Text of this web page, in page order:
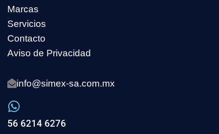
Marcas
Servicios
Contacto
Aviso de Privacidad
info@simex-sa.com.mx
56 6214 6276